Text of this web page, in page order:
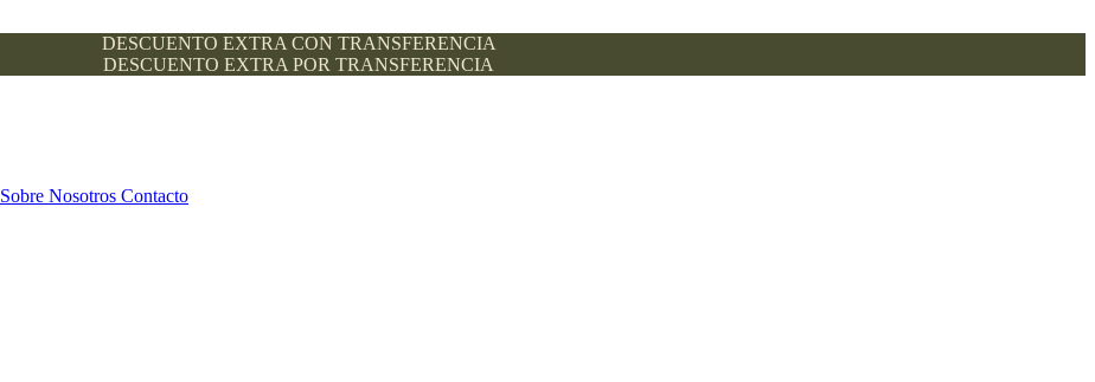
DESCUENTO EXTRA CON TRANSFERENCIA
DESCUENTO EXTRA POR TRANSFERENCIA
Sobre Nosotros Contacto